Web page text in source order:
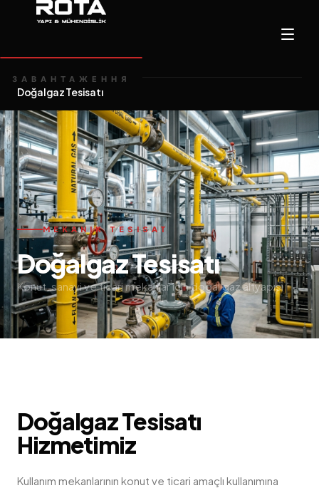
ЗАВАНТАЖЕННЯ
Doğalgaz Tesisatı
MEKANIK TESISAT
Doğalgaz Tesisatı
Konut, sanayi ve ticari mekanlar için doğal gaz altyapısı
Doğalgaz Tesisatı
Hizmetimiz
Kullanım mekanlarının konut ve ticari amaçlı kullanımına